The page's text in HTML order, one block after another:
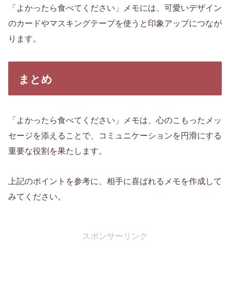
「よかったら食べてください」メモには、可愛いデザイン
のカードやマスキングテープを使うと印象アップにつなが
ります。
まとめ
「よかったら食べてください」メモは、心のこもったメッ
セージを添えることで、コミュニケーションを円滑にする
重要な役割を果たします。
上記のポイントを参考に、相手に喜ばれるメモを作成して
みてください。
スポンサーリンク